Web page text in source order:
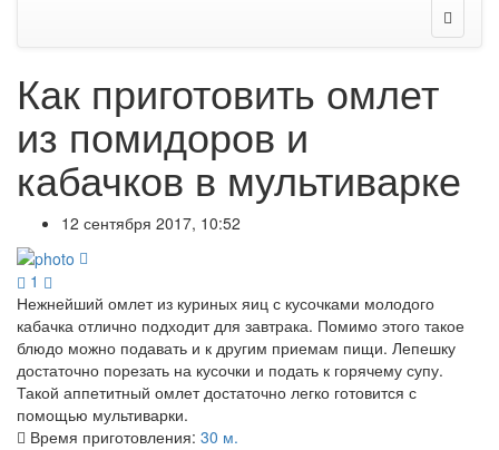
Как приготовить омлет
из помидоров и
кабачков в мультиварке
12 сентября 2017, 10:52
1
Нежнейший омлет из куриных яиц с кусочками молодого
кабачка отлично подходит для завтрака. Помимо этого такое
блюдо можно подавать и к другим приемам пищи. Лепешку
достаточно порезать на кусочки и подать к горячему супу.
Такой аппетитный омлет достаточно легко готовится с
помощью мультиварки.
Время приготовления: 30 м.